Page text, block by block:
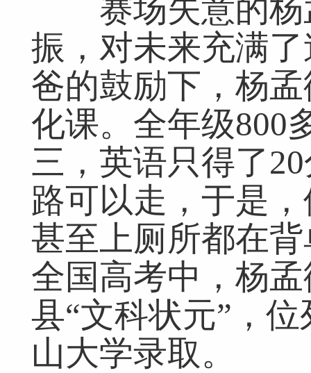
赛场失意的杨
振，对未来充满
爸的鼓励下，杨
化课。全年级800
三，英语只得了
路可以走，于是
甚至上厕所都在
全国高考中，杨
县“文科状元”，
山大学录取。